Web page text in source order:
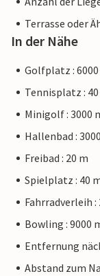
Terrasse oder
In der Nähe
Golfplatz :
Tennisplatz :
Minigolf : 3000
Hallenbad :
Freibad : 20 m
Spielplatz : 40
Fahrradverleih :
Bowling : 9000
Entfernung
Abstand zum